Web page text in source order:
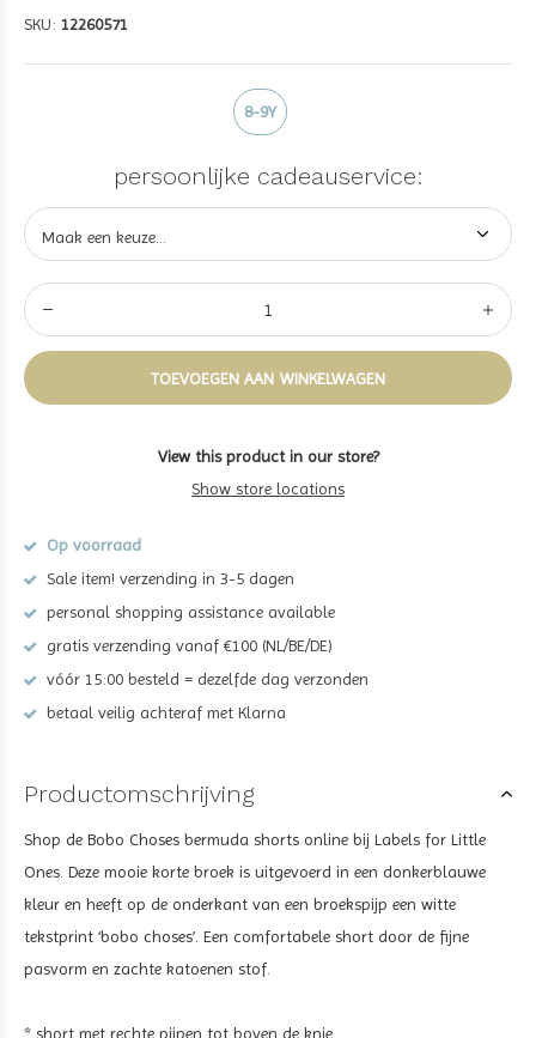
SKU: 12260571
8-9Y
persoonlijke cadeauservice:
TOEVOEGEN AAN WINKELWAGEN
View this product in our store?
Show store locations
Op voorraad
Sale item! verzending in 3-5 dagen
personal shopping assistance available
gratis verzending vanaf €100 (NL/BE/DE)
vóór 15:00 besteld = dezelfde dag verzonden
betaal veilig achteraf met Klarna
Productomschrijving
Shop de Bobo Choses bermuda shorts online bij Labels for Little
Ones. Deze mooie korte broek is uitgevoerd in een donkerblauwe
kleur en heeft op de onderkant van een broekspijp een witte
tekstprint ‘bobo choses’. Een comfortabele short door de fijne
pasvorm en zachte katoenen stof.
* short met rechte pijpen tot boven de knie